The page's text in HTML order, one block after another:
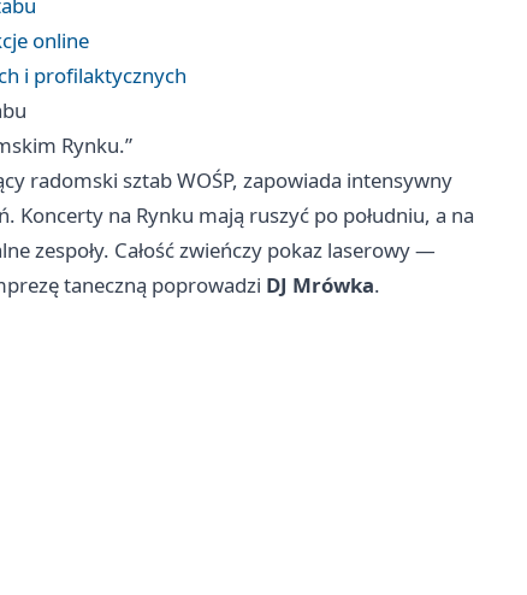
online
i profilaktycznych
Rynku.”
radomski sztab WOŚP, zapowiada intensywny
na Rynku mają ruszyć po południu, a na
zespoły. Całość zwieńczy pokaz laserowy —
taneczną poprowadzi DJ Mrówka.